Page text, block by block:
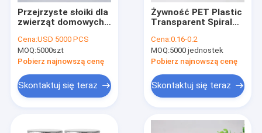
Can Bottom
Pudełka na prezenty z papieru z recyklingu
Clear Pet Jars
Produkty PP
Przejrzyste słoiki dla
zwierząt domowych
miodu z silnym
uszczelnieniem i
szybkim
Cena:USD 5000 PCS
MOQ:5000szt
Pobierz najnowszą cenę
Skontaktuj się teraz
Żywność PET Plastic
Transparent Spiral
Lid for Candy Cookie
Snacks Owoce
suszone
Cena:0.16-0.2
MOQ:5000 jednostek
Pobierz najnowszą cenę
Skontaktuj się teraz